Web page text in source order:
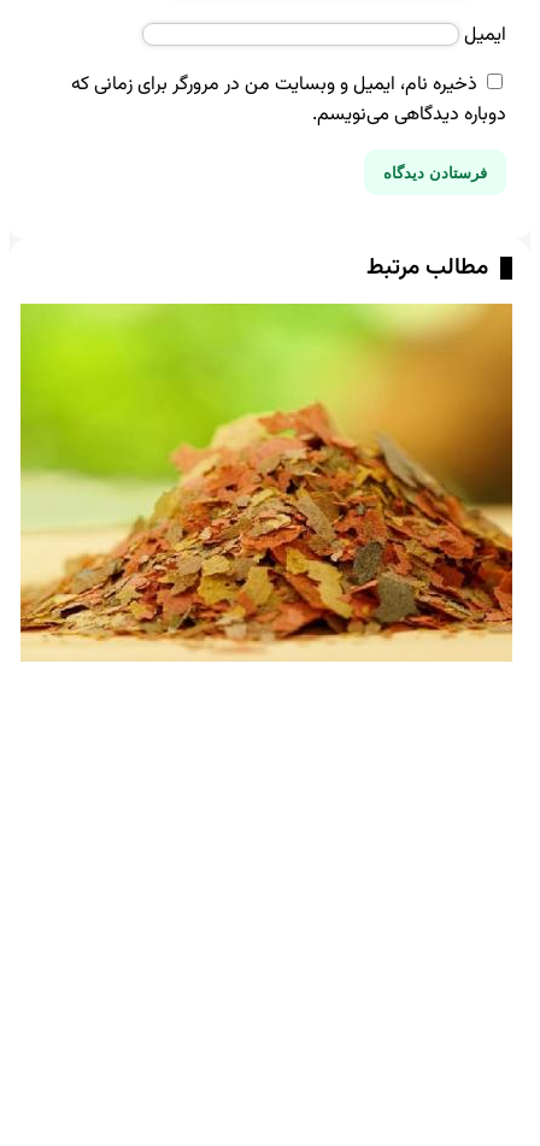
ایمیل
ذخیره نام، ایمیل و وبسایت من در مرورگر برای زمانی که
دوباره دیدگاهی می‌نویسم.
مطالب مرتبط